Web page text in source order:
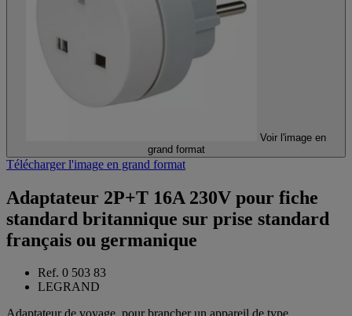
Voir l'image en
grand format
Télécharger l'image en grand format
Adaptateur 2P+T 16A 230V pour fiche
standard britannique sur prise standard
français ou germanique
Ref. 0 503 83
LEGRAND